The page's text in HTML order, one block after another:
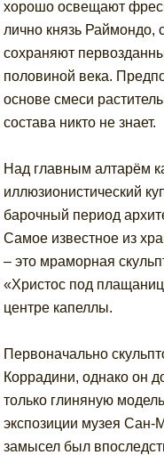
хорошо освещают
лично князь Раймондо,
сохраняют
половиной века.
основе смеси
состава никто не знает.
Над главным алтарём
иллюзионистический
барочный период
Самое известное из
– это мраморная
«Христос под
центре капеллы.
Первоначально
Коррадини, однако он
только глиняную
экспозиции музея
замысел был